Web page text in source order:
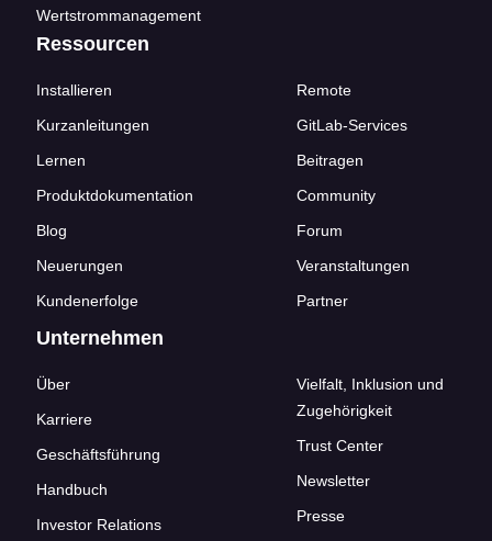
Wertstrommanagement
Ressourcen
Installieren
Kurzanleitungen
Lernen
Produktdokumentation
Blog
Neuerungen
Kundenerfolge
Remote
GitLab-Services
Beitragen
Community
Forum
Veranstaltungen
Partner
Unternehmen
Über
Karriere
Geschäftsführung
Handbuch
Investor Relations
Vielfalt, Inklusion und
Zugehörigkeit
Trust Center
Newsletter
Presse